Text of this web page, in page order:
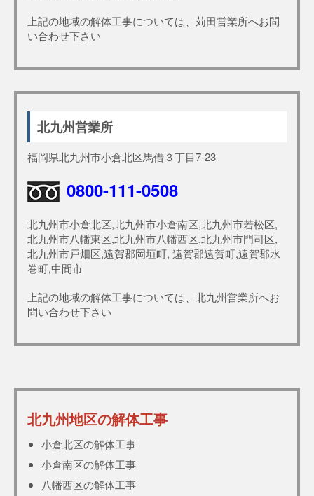
上記の地域の解体工事については、苅田営業所へお問
い合わせ下さい
北九州営業所
福岡県北九州市小倉北区馬借３丁目7-23
0800-111-0508
北九州市小倉北区,北九州市小倉南区,北九州市若松区,
北九州市八幡東区,北九州市八幡西区,北九州市門司区,
北九州市戸畑区,遠賀郡岡垣町, 遠賀郡遠賀町,遠賀郡水
巻町,中間市
上記の地域の解体工事については、北九州営業所へお
問い合わせ下さい
北九州地区の解体工事
小倉北区の解体工事
小倉南区の解体工事
八幡西区の解体工事